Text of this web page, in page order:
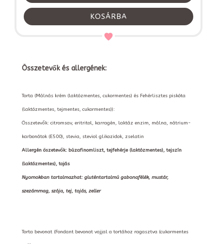
KOSÁRBA
Összetevők és allergének:
Torta (Málnás krém (laktózmentes, cukormentes) és Fehérlisztes piskóta
(laktózmentes, tejmentes, cukormentes)):
Összetevők: citromsav, eritritol, karragén, laktáz enzim, málna, nátrium-
karbonátok (E500), stevia, steviol glikozidok, zselatin
Allergén öszetevők: búzafinomliszt, tejfehérje (laktózmentes), tejszín
(laktózmentes), tojás
Nyomokban tartalmazhat: gluténtartalmú gabonafélék, mustár,
szezámmag, szója, tej, tojás, zeller
Torta bevonat (Fondant bevonat vajjal a tortához ragasztva (cukormentes